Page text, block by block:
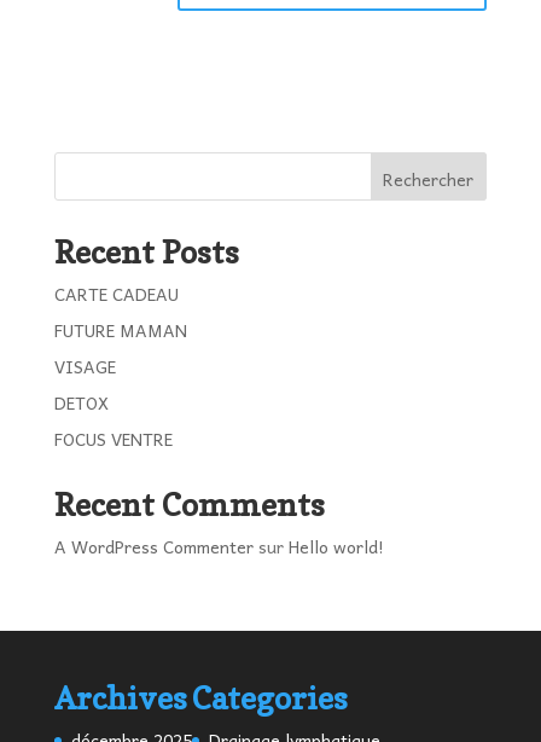
Rechercher
Recent Posts
CARTE CADEAU
FUTURE MAMAN
VISAGE
DETOX
FOCUS VENTRE
Recent Comments
A WordPress CommentersurHello world!
ArchivesCategories